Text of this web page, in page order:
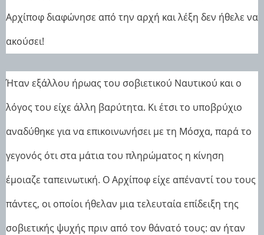
Αρχίποφ διαφώνησε από την αρχή και λέξη δεν ήθελε να
ακούσει!
Ήταν εξάλλου ήρωας του σοβιετικού Ναυτικού και ο
λόγος του είχε άλλη βαρύτητα. Κι έτσι το υποβρύχιο
αναδύθηκε για να επικοινωνήσει με τη Μόσχα, παρά το
γεγονός ότι στα μάτια του πληρώματος η κίνηση
έμοιαζε ταπεινωτική. Ο Αρχίποφ είχε απέναντί του τους
πάντες, οι οποίοι ήθελαν μια τελευταία επίδειξη της
σοβιετικής ψυχής πριν από τον θάνατό τους: αν ήταν